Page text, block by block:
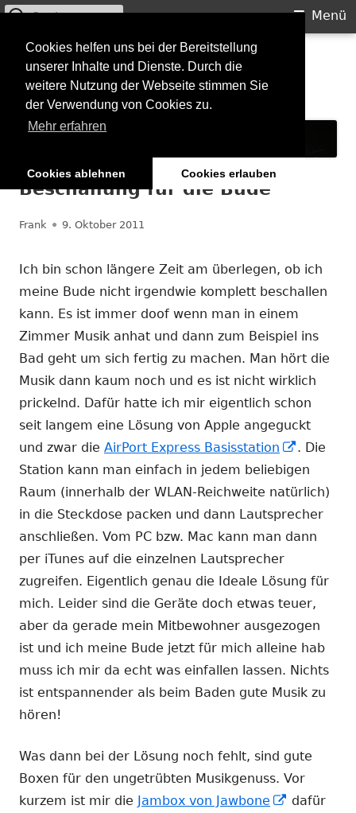
Cookies helfen uns bei der Bereitstellung
unserer Inhalte und Dienste. Durch die
weitere Nutzung der Webseite stimmen Sie
der Verwendung von Cookies zu.
Mehr erfahren
Cookies ablehnen Cookies erlauben
Springe
Inhalt
Starkilla
Konzertberichte und mehr
Primäres
Menü
Menü
Suchen
Beschallung für die Bude
Autor
Frank Veröffentlicht
9. Oktober 2011
Ich bin schon längere Zeit am überlegen, ob ich
meine Bude nicht irgendwie komplett beschallen
kann. Es ist immer doof wenn man in einem
Zimmer Musik anhat und dann zum Beispiel ins
Bad geht um sich fertig zu machen. Man hört die
Musik dann kaum noch und es ist nicht wirklich
prickelnd. Dafür hatte ich mir eigentlich schon
seit langem eine Lösung von Apple angeguckt
und zwar die AirPort Express Basisstation
In
neuem
Fenster
öffnen
. Die
Station kann man einfach in jedem beliebigen
Raum (innerhalb der WLAN-Reichweite natürlich)
in die Steckdose packen und dann Lautsprecher
anschließen. Vom PC bzw. Mac kann man dann
per iTunes auf die einzelnen Lautsprecher
zugreifen. Eigentlich genau die Ideale Lösung für
mich. Leider sind die Geräte doch etwas teuer,
aber da gerade mein Mitbewohner ausgezogen
ist und ich meine Bude jetzt für mich alleine hab
muss ich mir da echt was einfallen lassen. Nichts
ist entspannender als beim Baden gute Musik zu
hören!
Was dann bei der Lösung noch fehlt, sind gute
Boxen für den ungetrübten Musikgenuss. Vor
kurzem ist mir die Jambox von Jawbone
In
dafür